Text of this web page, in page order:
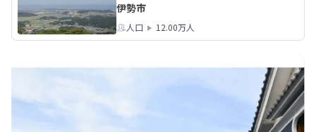
伊勢市
人口 12.00万人